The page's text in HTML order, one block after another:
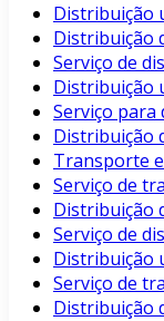
Distribuição
Distribuição
Serviço de
Distribuição
Serviço
Distribuição
Transporte
Serviço de
Distribuição
Serviço de
Distribuição
Serviço de
Distribuição